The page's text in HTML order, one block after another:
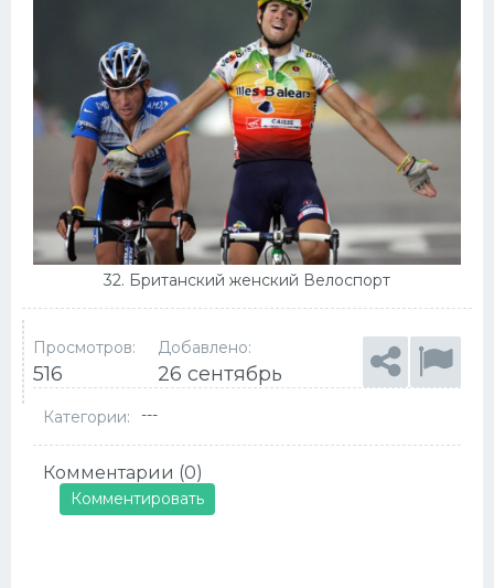
32. Британский женский Велоспорт
Просмотров:
516
Добавлено:
26 сентябрь
Категории: ---
Комментарии (0)
Комментировать